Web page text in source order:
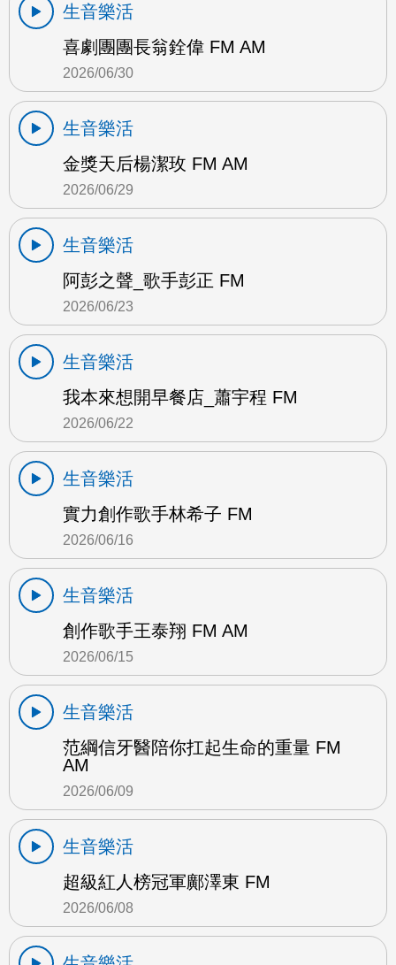
生音樂活
喜劇團團長翁銓偉 FM AM
2026/06/30
生音樂活
金獎天后楊潔玫 FM AM
2026/06/29
生音樂活
阿彭之聲_歌手彭正 FM
2026/06/23
生音樂活
我本來想開早餐店_蕭宇程 FM
2026/06/22
生音樂活
實力創作歌手林希子 FM
2026/06/16
生音樂活
創作歌手王泰翔 FM AM
2026/06/15
生音樂活
范綱信牙醫陪你扛起生命的重量 FM
AM
2026/06/09
生音樂活
超級紅人榜冠軍鄺澤東 FM
2026/06/08